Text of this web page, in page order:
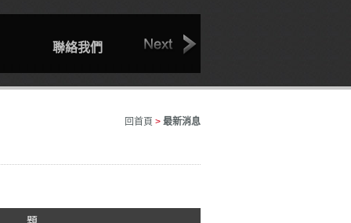
聯絡我們 回首頁
回首頁 > 最新消息